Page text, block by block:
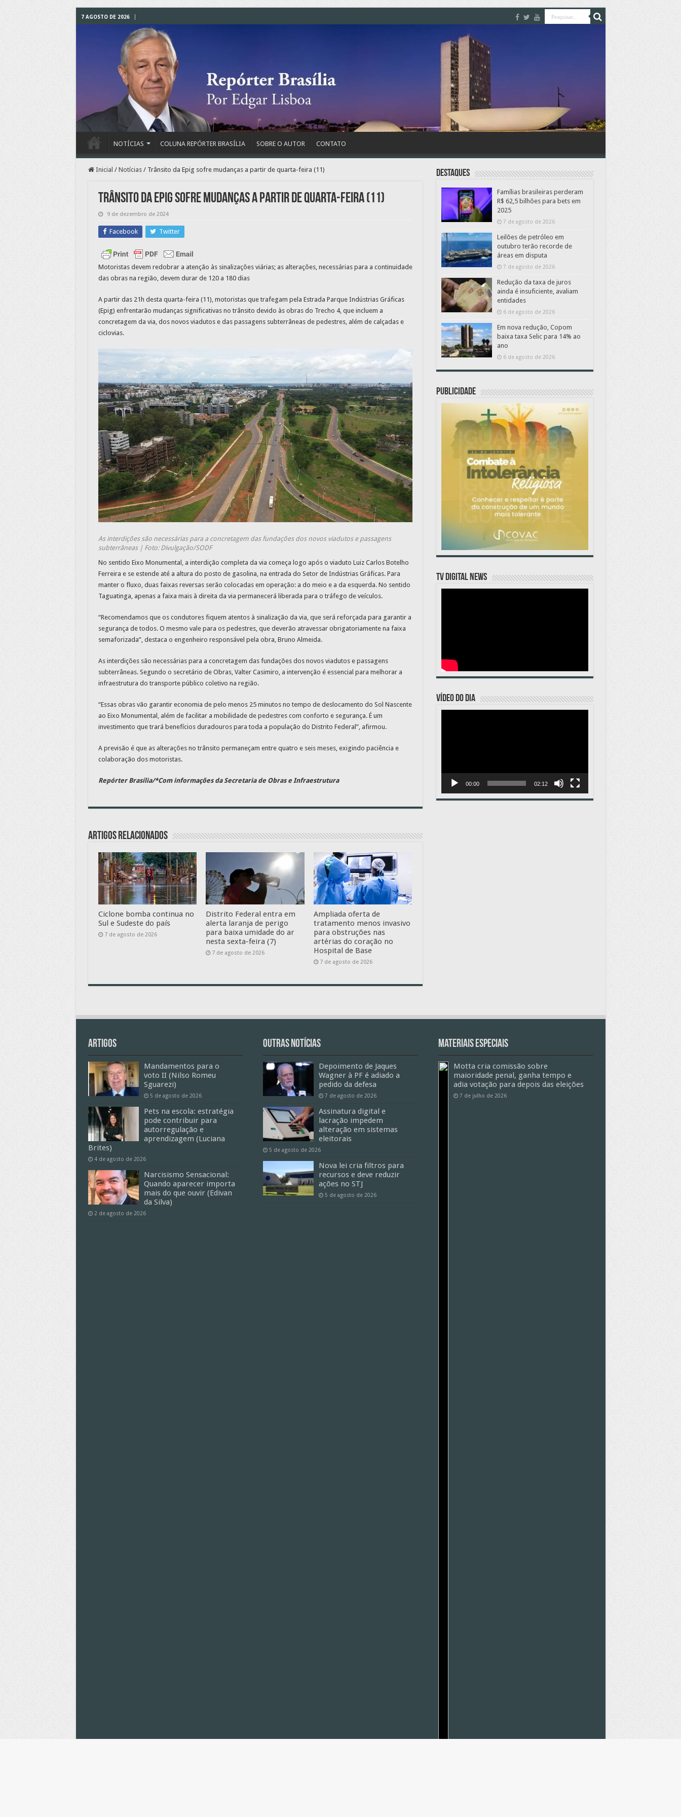
7 AGOSTO DE 2026
NOTÍCIAS COLUNA REPÓRTER BRASÍLIA SOBRE O AUTOR CONTATO
Inicial / Notícias / Trânsito da Epig sofre mudanças a partir de quarta-feira (11)
Trânsito da Epig sofre mudanças a partir de quarta-feira (11)
9 de dezembro de 2024
Facebook Twitter
Motoristas devem redobrar a atenção às sinalizações viárias; as alterações, necessárias para a continuidade
das obras na região, devem durar de 120 a 180 dias
A partir das 21h desta quarta-feira (11), motoristas que trafegam pela Estrada Parque Indústrias Gráficas
(Epig) enfrentarão mudanças significativas no trânsito devido às obras do Trecho 4, que incluem a
concretagem da via, dos novos viadutos e das passagens subterrâneas de pedestres, além de calçadas e
ciclovias.
As interdições são necessárias para a concretagem das fundações dos novos viadutos e passagens
subterrâneas | Foto: Divulgação/SODF
No sentido Eixo Monumental, a interdição completa da via começa logo após o viaduto Luiz Carlos Botelho
Ferreira e se estende até a altura do posto de gasolina, na entrada do Setor de Indústrias Gráficas. Para
manter o fluxo, duas faixas reversas serão colocadas em operação: a do meio e a da esquerda. No sentido
Taguatinga, apenas a faixa mais à direita da via permanecerá liberada para o tráfego de veículos.
“Recomendamos que os condutores fiquem atentos à sinalização da via, que será reforçada para garantir a
segurança de todos. O mesmo vale para os pedestres, que deverão atravessar obrigatoriamente na faixa
semaforizada”, destaca o engenheiro responsável pela obra, Bruno Almeida.
As interdições são necessárias para a concretagem das fundações dos novos viadutos e passagens
subterrâneas. Segundo o secretário de Obras, Valter Casimiro, a intervenção é essencial para melhorar a
infraestrutura do transporte público coletivo na região.
“Essas obras vão garantir economia de pelo menos 25 minutos no tempo de deslocamento do Sol Nascente
ao Eixo Monumental, além de facilitar a mobilidade de pedestres com conforto e segurança. É um
investimento que trará benefícios duradouros para toda a população do Distrito Federal”, afirmou.
A previsão é que as alterações no trânsito permaneçam entre quatro e seis meses, exigindo paciência e
colaboração dos motoristas.
Repórter Brasília/*Com informações da Secretaria de Obras e Infraestrutura
Artigos relacionados
Ciclone bomba continua no
Sul e Sudeste do país
7 de agosto de 2026
Distrito Federal entra em
alerta laranja de perigo
para baixa umidade do ar
nesta sexta-feira (7)
7 de agosto de 2026
Ampliada oferta de
tratamento menos invasivo
para obstruções nas
artérias do coração no
Hospital de Base
7 de agosto de 2026
Destaques
Famílias brasileiras perderam
R$ 62,5 bilhões para bets em
2025
7 de agosto de 2026
Leilões de petróleo em
outubro terão recorde de
áreas em disputa
7 de agosto de 2026
Redução da taxa de juros
ainda é insuficiente, avaliam
entidades
6 de agosto de 2026
Em nova redução, Copom
baixa taxa Selic para 14% ao
ano
6 de agosto de 2026
PUBLICIDADE
TV DIGITAL NEWS
VÍDEO DO DIA
00:00 02:12
Artigos
Mandamentos para o
voto II (Nilso Romeu
Sguarezi)
5 de agosto de 2026
Pets na escola: estratégia
pode contribuir para
autorregulação e
aprendizagem (Luciana
Brites)
4 de agosto de 2026
Narcisismo Sensacional:
Quando aparecer importa
mais do que ouvir (Edivan
da Silva)
2 de agosto de 2026
Outras Notícias
Depoimento de Jaques
Wagner à PF é adiado a
pedido da defesa
7 de agosto de 2026
Assinatura digital e
lacração impedem
alteração em sistemas
eleitorais
5 de agosto de 2026
Nova lei cria filtros para
recursos e deve reduzir
ações no STJ
5 de agosto de 2026
Materiais especiais
Motta cria comissão sobre
maioridade penal, ganha tempo e
adia votação para depois das eleições
7 de julho de 2026